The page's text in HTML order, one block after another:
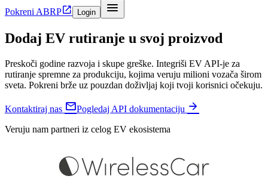
Pokreni ABRP Login 
Dodaj EV rutiranje u svoj proizvod
Preskoči godine razvoja i skupe greške. Integriši EV API-je za
rutiranje spremne za produkciju, kojima veruju milioni vozača širom
sveta. Pokreni brže uz pouzdan doživljaj koji tvoji korisnici očekuju.
Kontaktiraj nas Pogledaj API dokumentaciju 
Veruju nam partneri iz celog EV ekosistema